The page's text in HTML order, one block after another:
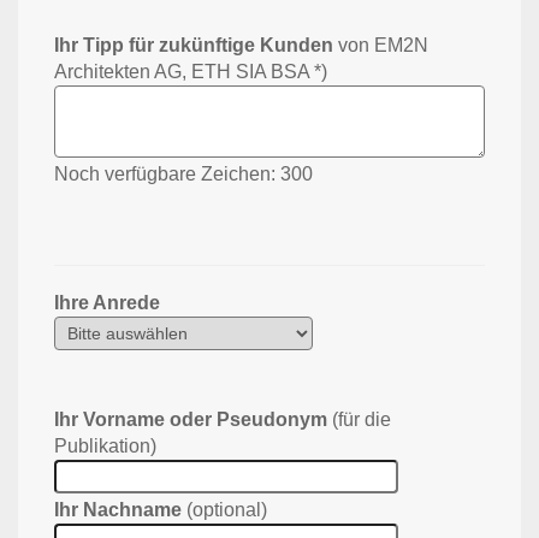
Ihr Tipp für zukünftige Kunden von EM2N
Architekten AG, ETH SIA BSA *)
Noch verfügbare Zeichen: 300
Ihre Anrede
Ihr Vorname oder Pseudonym (für die
Publikation)
Ihr Nachname (optional)